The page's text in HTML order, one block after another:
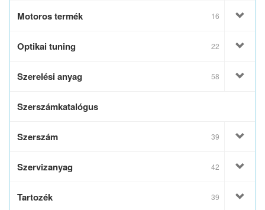
Motoros termék 16
Optikai tuning 22
Szerelési anyag 58
Szerszámkatalógus
Szerszám 39
Szervizanyag 42
Tartozék 39